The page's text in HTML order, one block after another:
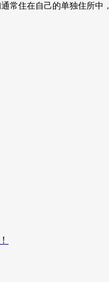
住在自己的单独住所